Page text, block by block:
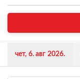
чет, 6. авг 2026.